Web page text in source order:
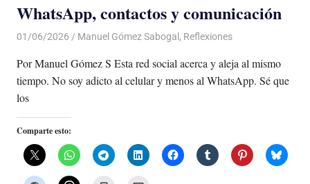
WhatsApp, contactos y comunicación
01/06/2026 De todo un Poco
Manuel Gómez Sabogal , Reflexiones
Por Manuel Gómez S Esta red social acerca y aleja al mismo
tiempo. No soy adicto al celular y menos al WhatsApp. Sé que
los
Comparte esto: